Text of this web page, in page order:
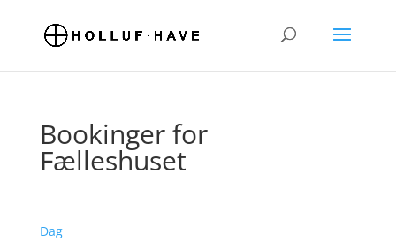
Bookinger for
Fælleshuset
Dag